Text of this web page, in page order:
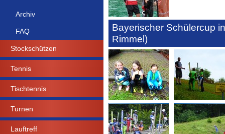
Archiv
FAQ
Stockschützen
Tennis
Tischtennis
Turnen
Lauftreff
Bayerischer Schülercup
Rimmel)